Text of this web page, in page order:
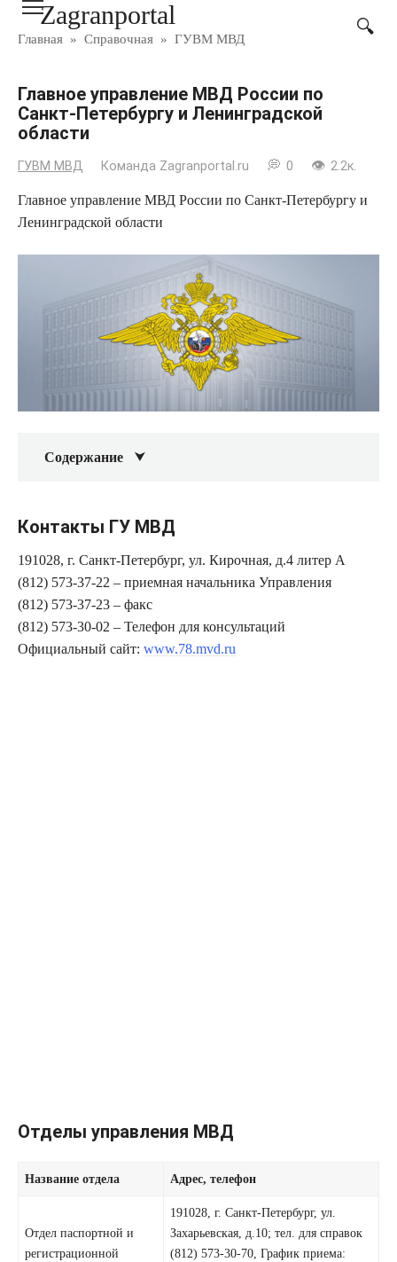
ПерейтиZagranportal
Главная » Справочная » ГУВМ МВД
Главное управление МВД России по
Санкт-Петербургу и Ленинградской
области
ГУВМ МВД Команда Zagranportal.ru 0 2.2к.
Главное управление МВД России по Санкт-Петербургу и
Ленинградской области
Содержание
Контакты ГУ МВД
191028, г. Санкт-Петербург, ул. Кирочная, д.4 литер А
(812) 573-37-22 – приемная начальника Управления
(812) 573-37-23 – факс
(812) 573-30-02 – Телефон для консультаций
Официальный сайт: www.78.mvd.ru
Отделы управления МВД
Название отдела Адрес, телефон
Отдел паспортной и
регистрационной
191028, г. Санкт-Петербург, ул.
Захарьевская, д.10; тел. для справок
(812) 573-30-70, График приема: